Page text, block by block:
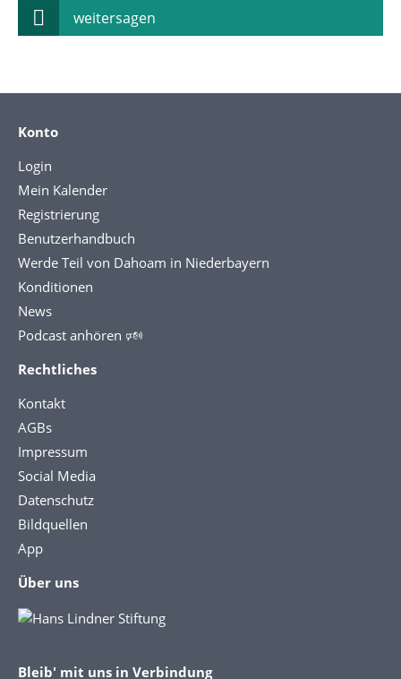
weitersagen
Konto
Login
Mein Kalender
Registrierung
Benutzerhandbuch
Werde Teil von Dahoam in Niederbayern
Konditionen
News
Podcast anhören 🕬
Rechtliches
Kontakt
AGBs
Impressum
Social Media
Datenschutz
Bildquellen
App
Über uns
Bleib' mit uns in Verbindung